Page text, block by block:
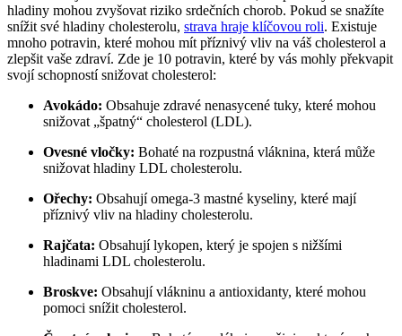
hladiny mohou zvyšovat riziko srdečních chorob. Pokud se snažíte
snížit své hladiny cholesterolu, strava hraje klíčovou roli. Existuje
mnoho potravin, které mohou mít příznivý vliv na váš cholesterol a
zlepšit vaše zdraví. Zde je 10 potravin, které by vás mohly překvapit
svojí schopností snižovat cholesterol:
Avokádo: Obsahuje zdravé nenasycené tuky, které mohou
snižovat „špatný“ cholesterol (LDL).
Ovesné vločky: Bohaté na rozpustná vláknina, která může
snižovat hladiny LDL cholesterolu.
Ořechy: Obsahují omega-3 mastné kyseliny, které mají
příznivý vliv na hladiny cholesterolu.
Rajčata: Obsahují lykopen, který je spojen s nižšími
hladinami LDL cholesterolu.
Broskve: Obsahují vlákninu a antioxidanty, které mohou
pomoci snížit cholesterol.